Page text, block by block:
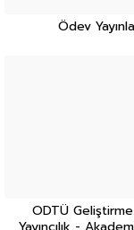
Ödev
ODTÜ